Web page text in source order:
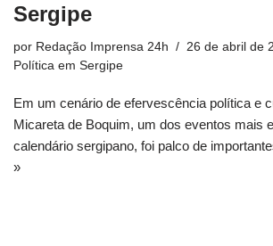
Sergipe
por Redação Imprensa 24h
26 de abril de
Política em Sergipe
Em um cenário de efervescência política e
Micareta de Boquim, um dos eventos mais
calendário sergipano, foi palco de
»